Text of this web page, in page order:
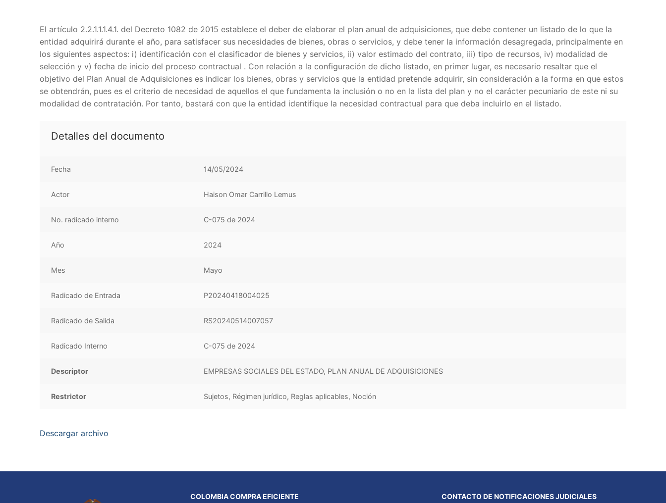
El artículo 2.2.1.1.1.4.1. del Decreto 1082 de 2015 establece el deber de elaborar el plan anual de adquisiciones, que debe contener un listado de lo que la
entidad adquirirá durante el año, para satisfacer sus necesidades de bienes, obras o servicios, y debe tener la información desagregada, principalmente en
los siguientes aspectos: i) identificación con el clasificador de bienes y servicios, ii) valor estimado del contrato, iii) tipo de recursos, iv) modalidad de
selección y v) fecha de inicio del proceso contractual . Con relación a la configuración de dicho listado, en primer lugar, es necesario resaltar que el
objetivo del Plan Anual de Adquisiciones es indicar los bienes, obras y servicios que la entidad pretende adquirir, sin consideración a la forma en que estos
se obtendrán, pues es el criterio de necesidad de aquellos el que fundamenta la inclusión o no en la lista del plan y no el carácter pecuniario de este ni su
modalidad de contratación. Por tanto, bastará con que la entidad identifique la necesidad contractual para que deba incluirlo en el listado.
Detalles del documento
Fecha 14/05/2024
Actor Haison Omar Carrillo Lemus
No. radicado interno C-075 de 2024
Año 2024
Mes Mayo
Radicado de Entrada P20240418004025
Radicado de Salida RS20240514007057
Radicado Interno C-075 de 2024
Descriptor EMPRESAS SOCIALES DEL ESTADO, PLAN ANUAL DE ADQUISICIONES
Restrictor Sujetos, Régimen jurídico, Reglas aplicables, Noción
Descargar archivo
COLOMBIA COMPRA EFICIENTE CONTACTO DE NOTIFICACIONES JUDICIALES